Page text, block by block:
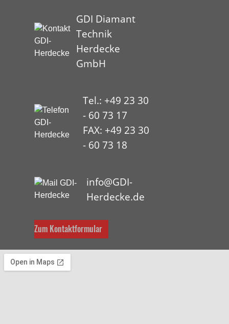
GDI Diamant
Technik
Herdecke
GmbH
Tel.: +49 23 30
- 60 73 17
FAX: +49 23 30
- 60 73 18
info@GDI-
Herdecke.de
Zum Kontaktformular